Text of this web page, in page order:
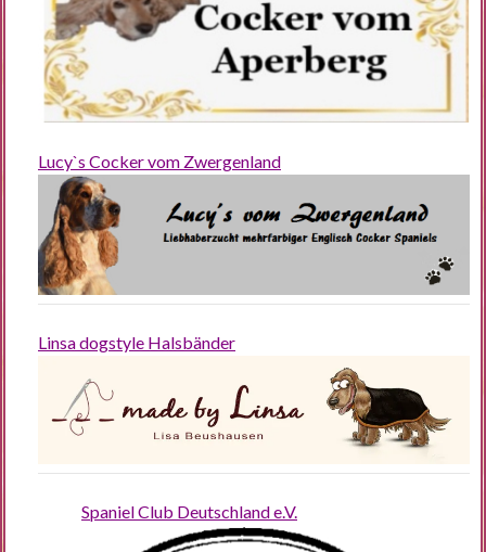
Lucy`s Cocker vom Zwergenland
Linsa dogstyle Halsbänder
Spaniel Club Deutschland e.V.